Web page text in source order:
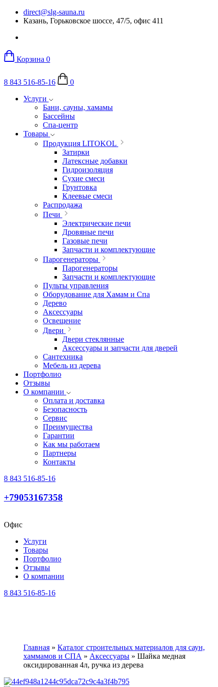
direct@slg-sauna.ru
Казань, Горьковское шоссе, 47/5, офис 411
Корзина 0
8 843 516-85-16
0
Услуги
Бани, сауны, хамамы
Бассейны
Спа-центр
Товары
Продукция LITOKOL
Затирки
Латексные добавки
Гидроизоляция
Сухие смеси
Грунтовка
Клеевые смеси
Распродажа
Печи
Электрические печи
Дровяные печи
Газовые печи
Запчасти и комплектующие
Парогенераторы
Парогенераторы
Запчасти и комплектующие
Пульты управления
Оборудование для Хамам и Спа
Дерево
Аксессуары
Освещение
Двери
Двери стеклянные
Аксессуары и запчасти для дверей
Сантехника
Мебель из дерева
Портфолио
Отзывы
О компании
Оплата и доставка
Безопасность
Сервис
Преимущества
Гарантии
Как мы работаем
Партнеры
Контакты
8 843 516-85-16
+79053167358
Офис
Услуги
Товары
Портфолио
Отзывы
О компании
8 843 516-85-16
Главная » Каталог строительных материалов для саун,
хаммамов и СПА » Аксессуары » Шайка медная
оксидированная 4л, ручка из дерева